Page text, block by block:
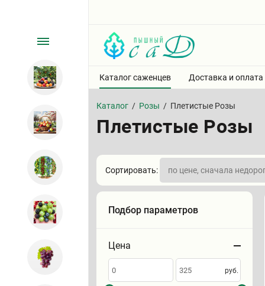
Каталог саженцев Доставка и оплата
Каталог / Розы / Плетистые Розы
Плетистые Розы
Сортировать:
Подбор параметров
Цена
Сортировать
по
руб.